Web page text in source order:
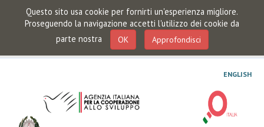
Questo sito usa cookie per fornirti un'esperienza migliore.
Proseguendo la navigazione accetti l'utilizzo dei cookie da
parte nostra
OK Approfondisci
ENGLISH